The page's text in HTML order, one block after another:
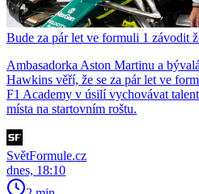
Bude za pár let ve formuli 1 závodit
Ambasadorka Aston Martinu a
Hawkins věří, že se za pár let ve
F1 Academy v úsilí vychovávat
místa na startovním roštu.
SvětFormule.cz
dnes, 18:10